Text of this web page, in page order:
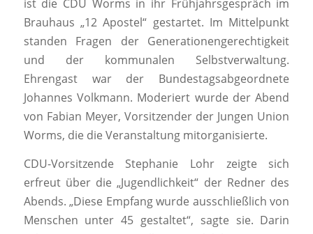
ist die CDU Worms in ihr Frühjahrsgespräch im
Brauhaus „12 Apostel“ gestartet. Im Mittelpunkt
standen Fragen der Generationengerechtigkeit
und der kommunalen Selbstverwaltung.
Ehrengast war der Bundestagsabgeordnete
Johannes Volkmann. Moderiert wurde der Abend
von Fabian Meyer, Vorsitzender der Jungen Union
Worms, die die Veranstaltung mitorganisierte.
CDU-Vorsitzende Stephanie Lohr zeigte sich
erfreut über die „Jugendlichkeit“ der Redner des
Abends. „Diese Empfang wurde ausschließlich von
Menschen unter 45 gestaltet“, sagte sie. Darin